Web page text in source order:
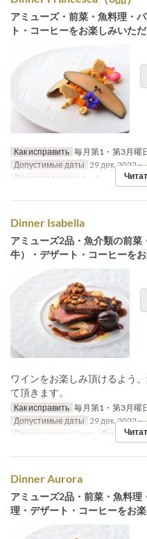
アミューズ・前菜・魚料理・
ト・コーヒーをお楽しみいただ
Как исправить 毎月第1・第3月曜
Допустимые даты 29 дек. 2022 ~
Лимит по заказу
1 ~ 4
Dinner Isabella
アミューズ2品・魚介類の前
牛）・デザート・コーヒーをお
ワインをお楽しみ頂けるよう
て頂きます。
Как исправить 毎月第1・第3月曜
Допустимые даты 29 дек. 2022 ~
Приемы пищи Ужин Лимит по
Dinner Aurora
アミューズ2品・前菜・魚料
理・デザート・コーヒーをお楽